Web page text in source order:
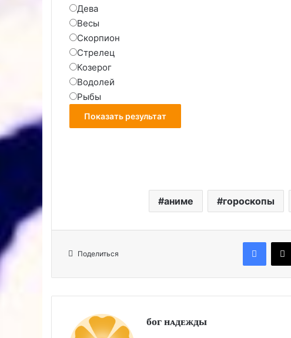
Дева
Весы
Скорпион
Стрелец
Козерог
Водолей
Рыбы
аниме гороскопы
Поделиться
Facebook
боᴦ нᴀдᴇжды